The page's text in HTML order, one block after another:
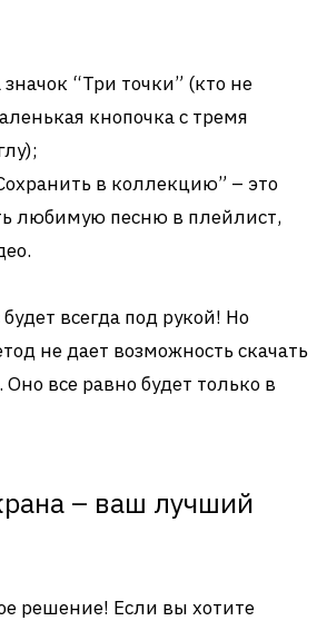
“Три точки” (кто не
кнопочка с тремя
в коллекцию” – это
любимую песню в плейлист,
всегда под рукой! Но
не дает возможность скачать
все равно будет только в
– ваш лучший
решение! Если вы хотите